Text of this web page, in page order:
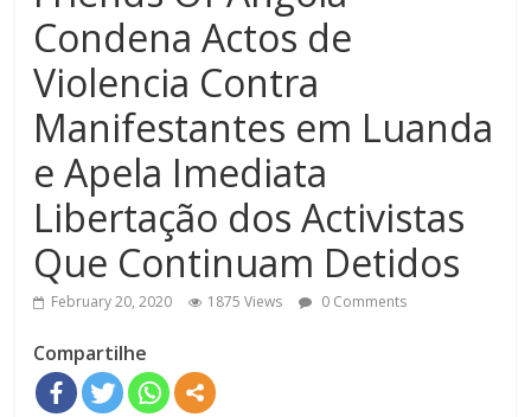
Condena Actos de
Violencia Contra
Manifestantes em Luanda
e Apela Imediata
Libertação dos Activistas
Que Continuam Detidos
February 20, 2020 1875 Views 0 Comments
Compartilhe